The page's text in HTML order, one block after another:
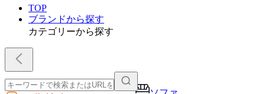
TOP
ブランドから探す
カテゴリーから探す